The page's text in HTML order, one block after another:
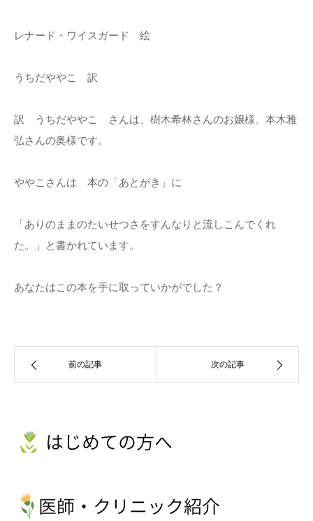
レナード・ワイスガード 絵
うちだややこ 訳
訳 うちだややこ さんは、樹木希林さんのお嬢様。本木雅
弘さんの奥様です。
ややこさんは 本の「あとがき」に
「ありのままのたいせつさをすんなりと流しこんでくれ
た。」と書かれています。
あなたはこの本を手に取っていかがでした？
前の記事 次の記事